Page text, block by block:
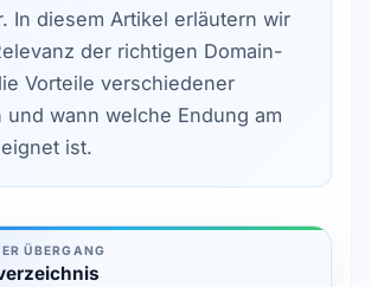
In diesem Artikel erläutern wir
der richtigen Domain-
Vorteile verschiedener
und wann welche Endung am
ist.
ÜBERGANG